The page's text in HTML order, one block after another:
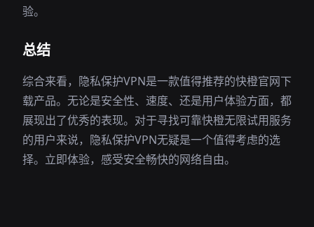
验。
总结
综合来看，隐私保护VPN是一款值得推荐的快橙官网下
载产品。无论是安全性、速度、还是用户体验方面，都
展现出了优秀的表现。对于寻找可靠快橙无限试用服务
的用户来说，隐私保护VPN无疑是一个值得考虑的选
择。立即体验，感受安全畅快的网络自由。